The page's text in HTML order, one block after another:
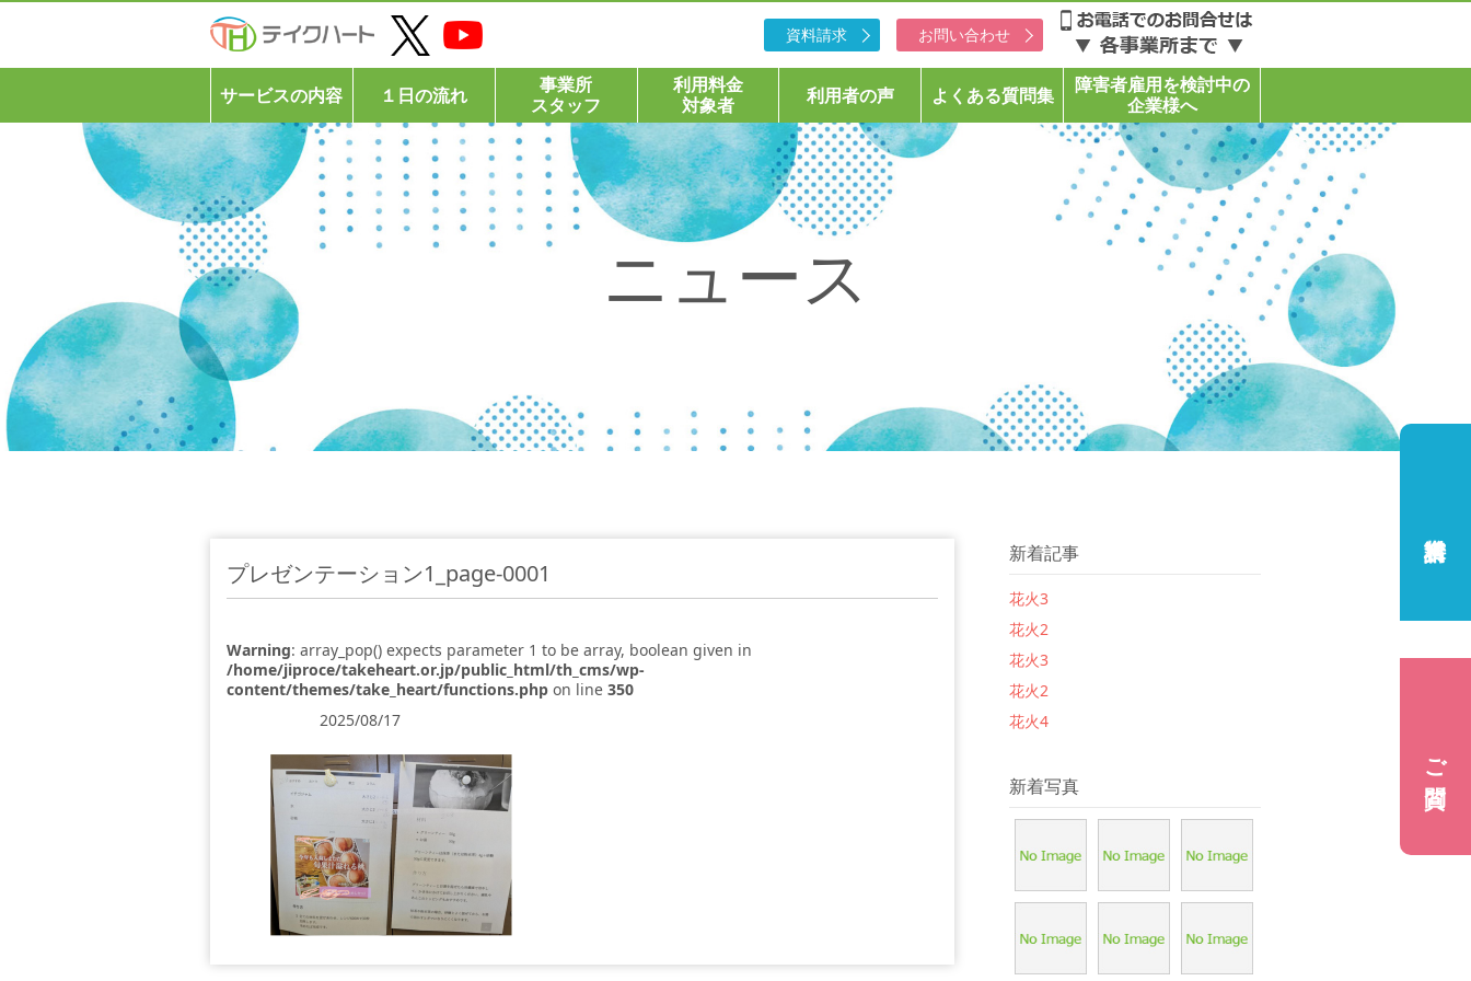
資料請求 お問い合わせ
サービスの内容 １日の流れ
事業所
スタッフ
利用料金
対象者
利用者の声 よくある質問集
障害者雇用を検討中の
企業様へ
ニュース
プレゼンテーション1_page-0001
Warning: array_pop() expects parameter 1 to be array, boolean given in
/home/jiproce/takeheart.or.jp/public_html/th_cms/wp-
content/themes/take_heart/functions.php on line 350
2025/08/17
新着記事
花火3
花火2
花火3
花火2
花火4
新着写真
ご質問